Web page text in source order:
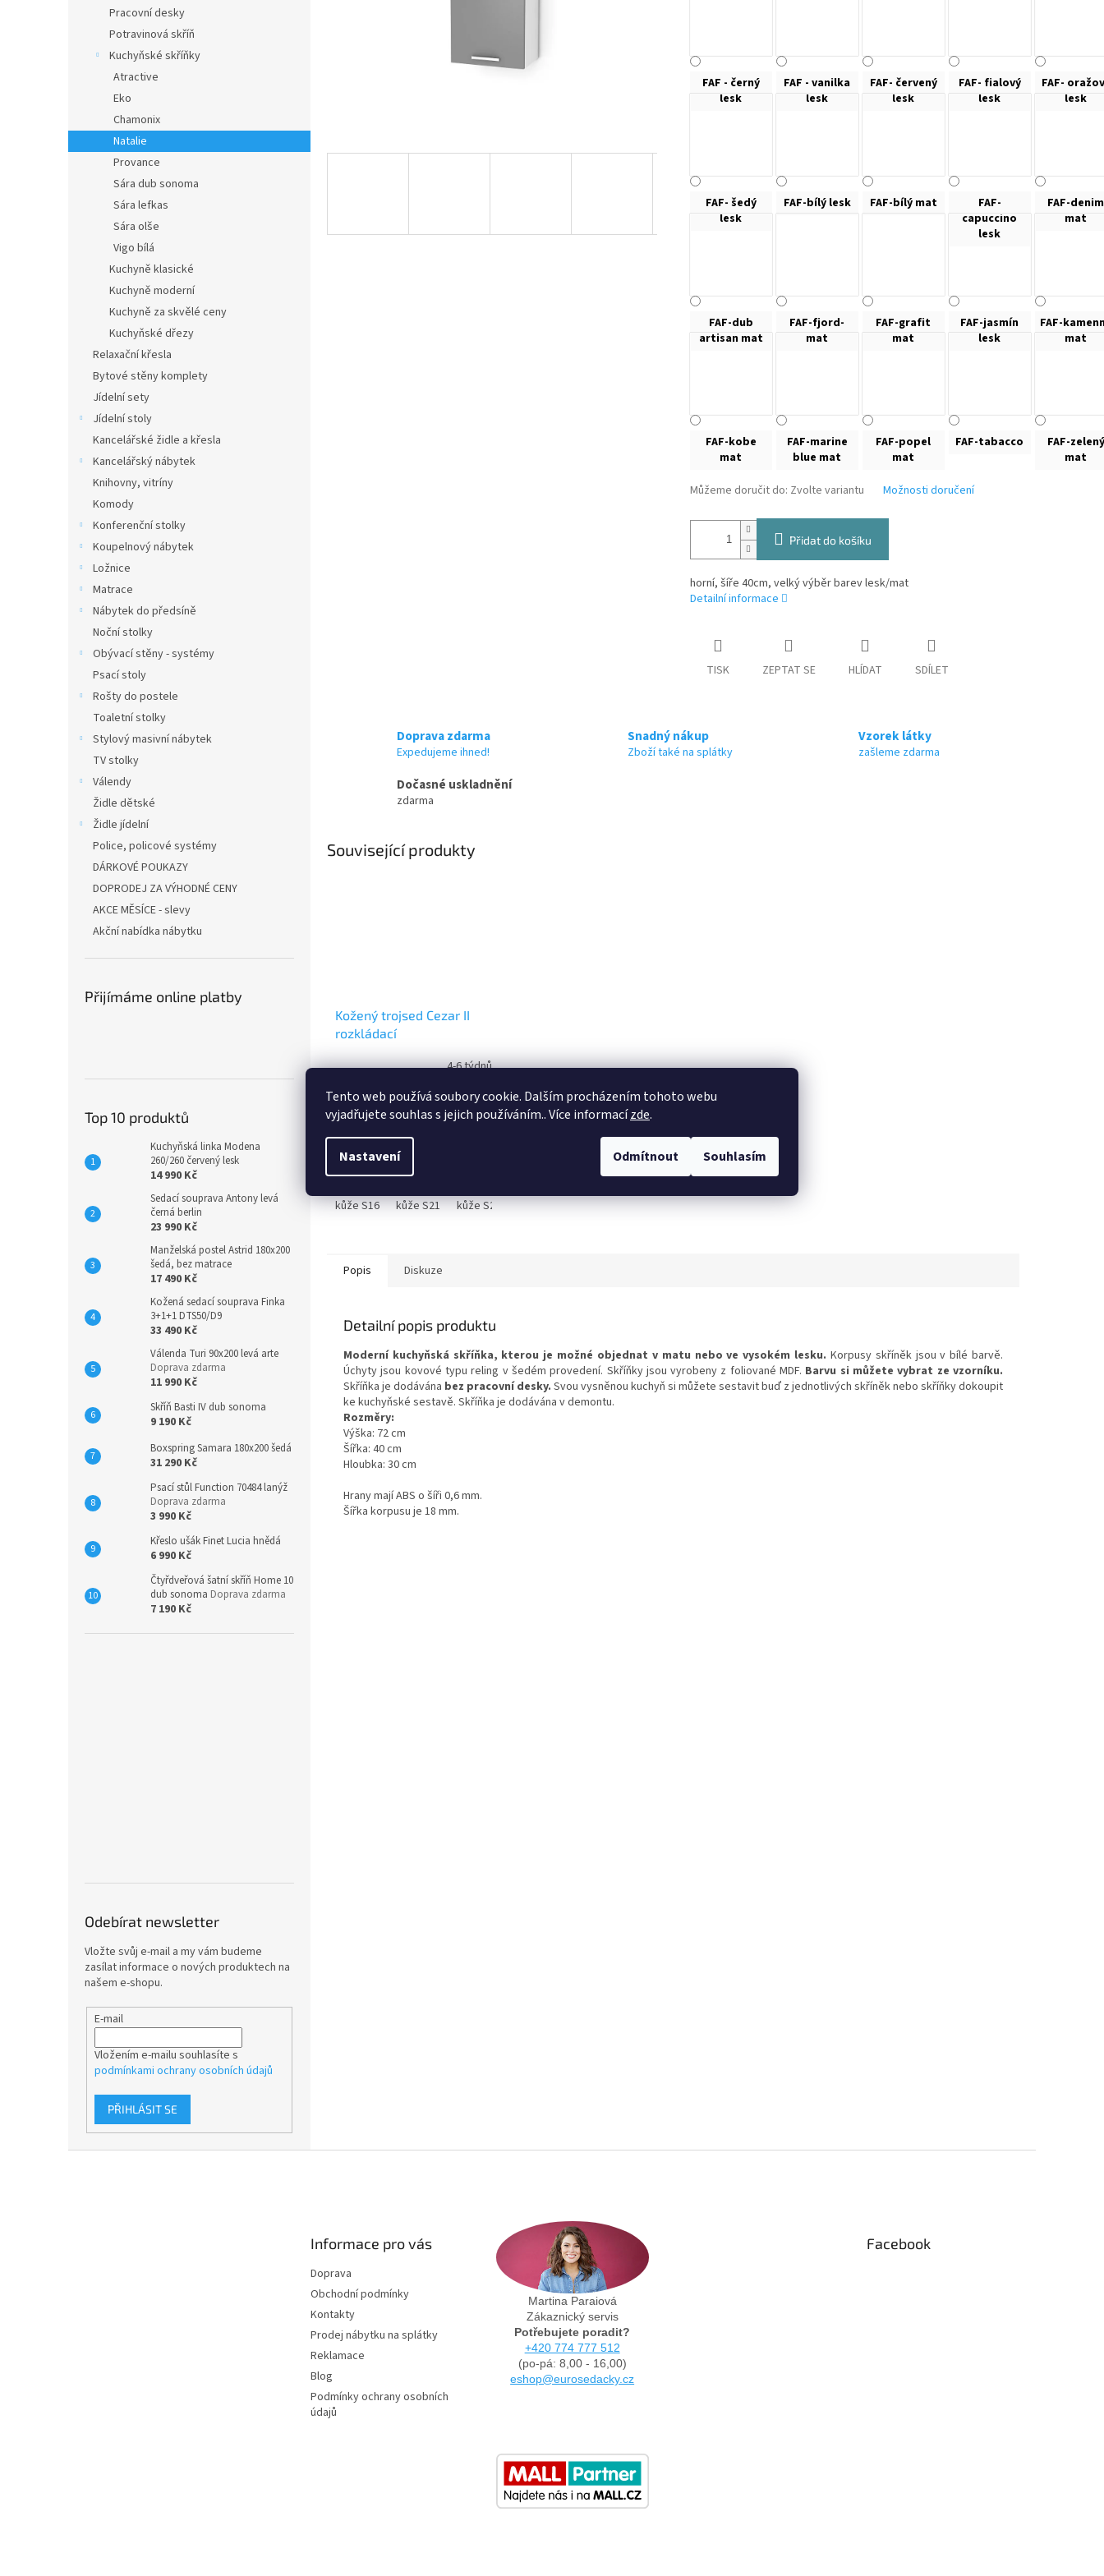
Tento web používá soubory cookie. Dalším procházením tohoto webu
vyjadřujete souhlas s jejich používáním.. Více informacízde.
Nastavení Odmítnout Souhlasím
Pracovní desky
Potravinová skříň
Kuchyňské skříňky
Atractive
Eko
Chamonix
Natalie
Provance
Sára dub sonoma
Sára lefkas
Sára olše
Vigo bílá
Kuchyně klasické
Kuchyně moderní
Kuchyně za skvělé ceny
Kuchyňské dřezy
Relaxační křesla
Bytové stěny komplety
Jídelní sety
Jídelní stoly
Kancelářské židle a křesla
Kancelářský nábytek
Knihovny, vitríny
Komody
Konferenční stolky
Koupelnový nábytek
Ložnice
Matrace
Nábytek do předsíně
Noční stolky
Obývací stěny - systémy
Psací stoly
Rošty do postele
Toaletní stolky
Stylový masivní nábytek
TV stolky
Válendy
Židle dětské
Židle jídelní
Police, policové systémy
DÁRKOVÉ POUKAZY
DOPRODEJ ZA VÝHODNÉ CENY
AKCE MĚSÍCE - slevy
Akční nabídka nábytku
Přijímáme online platby
Top 10 produktů
Kuchyňská linka Modena
260/260 červený lesk
14 990 Kč
Sedací souprava Antony levá
černá berlin
23 990 Kč
Manželská postel Astrid 180x200
šedá, bez matrace
17 490 Kč
Kožená sedací souprava Finka
3+1+1 DTS50/D9
33 490 Kč
Válenda Turi 90x200 levá arte
Doprava zdarma
11 990 Kč
Skříň Basti IV dub sonoma
9 190 Kč
Boxspring Samara 180x200 šedá
31 290 Kč
Psací stůl Function 70484 lanýž
Doprava zdarma
3 990 Kč
Křeslo ušák Finet Lucia hnědá
6 990 Kč
Čtyřdveřová šatní skříň Home 10
dub sonoma Doprava zdarma
7 190 Kč
Odebírat newsletter
Vložte svůj e-mail a my vám budeme
zasílat informace o nových produktech na
našem e-shopu.
E-mail
Vložením e-mailu souhlasíte s
podmínkami ochrany osobních údajů
PŘIHLÁSIT SE
FAF - černý
lesk
FAF - vanilka
lesk
FAF- červený
lesk
FAF- fialový
lesk
FAF-
lesk
FAF- šedý
lesk
FAF-bílý lesk FAF-bílý mat
FAF-
capuccino
lesk
FAF-denim
mat
FAF-dub
artisan mat
FAF-fjord-
mat
FAF-grafit
mat
FAF-jasmín
lesk
FAF-
mat
FAF-kobe
mat
FAF-marine
blue mat
FAF-popel
mat
FAF-tabacco
FAF-zelený
mat
Můžeme doručit do: Zvolte variantu Možnosti doručení
Přidat do košíku
horní, šíře 40cm, velký výběr barev lesk/mat
Detailní informace
TISK ZEPTAT SE HLÍDAT SDÍLET
Doprava zdarma
Expedujeme ihned!
Snadný nákup
Zboží také na splátky
Vzorek látky
zašleme zdarma
Dočasné uskladnění
zdarma
Související produkty
Kožený trojsed Cezar II
rozkládací
4-6 týdnů
44 690 Kč DETAIL
Luxusní trojsed Cezar II v
provedení pravé kůže,
rozkládací
kůže S16
kůže S21 kůže S22 kůže S27 kůže S35 kůže S38 kůže S39 kůže S41
Popis Diskuze
Detailní popis produktu
Moderní kuchyňská skříňka, kterou je možné objednat v matu nebo ve vysokém lesku. Korpusy skříněk jsou v bílé barvě.
Úchyty jsou kovové typu reling v šedém provedení. Skříňky jsou vyrobeny z foliované MDF. Barvu si můžete vybrat ze vzorníku.
Skříňka je dodávána bez pracovní desky. Svou vysněnou kuchyň si můžete sestavit buď z jednotlivých skříněk nebo skříňky dokoupit
ke kuchyňské sestavě. Skříňka je dodávána v demontu.
Rozměry:
Výška: 72 cm
Šířka: 40 cm
Hloubka: 30 cm
Hrany mají ABS o šíři 0,6 mm.
Šířka korpusu je 18 mm.
Informace pro vás
Doprava
Obchodní podmínky
Kontakty
Prodej nábytku na splátky
Reklamace
Blog
Podmínky ochrany osobních
údajů
Martina Paraiová
Zákaznický servis
Potřebujete poradit?
+420 774 777 512
(po-pá: 8,00 - 16,00)
eshop@eurosedacky.cz
Facebook